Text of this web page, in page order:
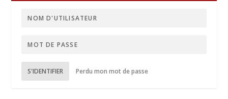
S'IDENTIFIER Perdu mon mot de passe